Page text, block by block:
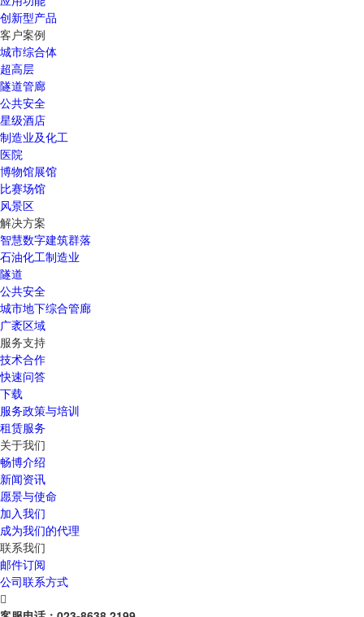
创新型产品
客户案例
城市综合体
超高层
隧道管廊
公共安全
星级酒店
制造业及化工
医院
博物馆展馆
比赛场馆
风景区
解决方案
智慧数字建筑群落
石油化工制造业
隧道
公共安全
城市地下综合管廊
广袤区域
服务支持
技术合作
快速问答
下载
服务政策与培训
租赁服务
关于我们
畅博介绍
新闻资讯
愿景与使命
加入我们
成为我们的代理
联系我们
邮件订阅
公司联系方式
